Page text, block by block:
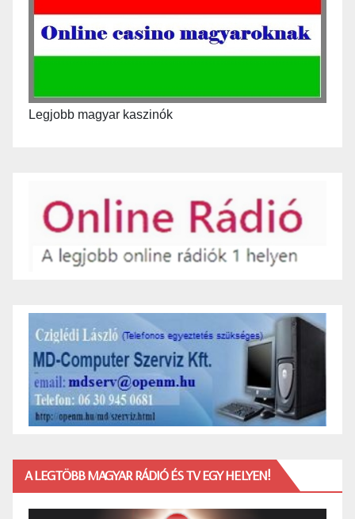
Legjobb magyar kaszinók
A LEGTÖBB MAGYAR RÁDIÓ ÉS TV EGY HELYEN!